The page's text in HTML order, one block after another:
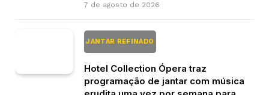
7 de agosto de 2026
JANTAR REFINADO
Hotel Collection Ópera traz
programação de jantar com música